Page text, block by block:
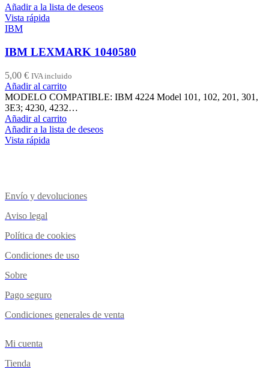
Añadir a la lista de deseos
Vista rápida
IBM
IBM LEXMARK 1040580
5,00 € IVA incluido
Añadir al carrito
MODELO COMPATIBLE: IBM 4224 Model 101, 102, 201, 301,
3E3; 4230, 4232…
Añadir al carrito
Añadir a la lista de deseos
Vista rápida
Envío y devoluciones
Aviso legal
Política de cookies
Condiciones de uso
Sobre
Pago seguro
Condiciones generales de venta
Mi cuenta
Tienda